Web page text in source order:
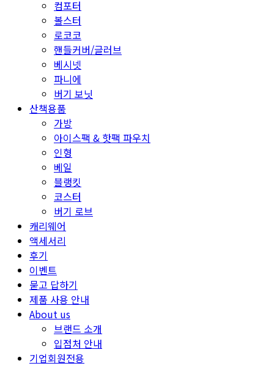
컴포터
볼스터
로코코
핸들커버/글러브
베시넷
파니에
버기 보닛
산책용품
가방
아이스팩 & 핫팩 파우치
인형
베일
블랭킷
코스터
버기 로브
캐리웨어
액세서리
후기
이벤트
묻고 답하기
제품 사용 안내
About us
브랜드 소개
입점처 안내
기업회원전용